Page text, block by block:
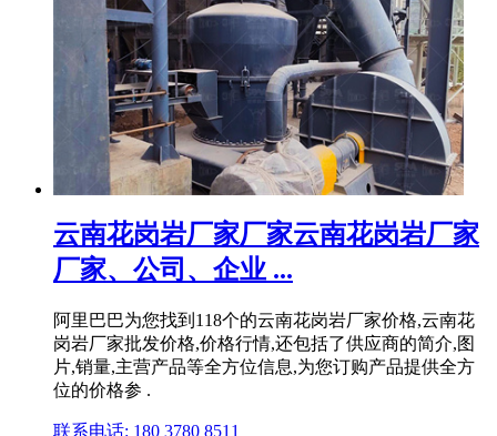
云南花岗岩厂家厂家云南花岗岩厂家
厂家、公司、企业 ...
阿里巴巴为您找到118个的云南花岗岩厂家价格,云南花
岗岩厂家批发价格,价格行情,还包括了供应商的简介,图
片,销量,主营产品等全方位信息,为您订购产品提供全方
位的价格参 .
联系电话: 180 3780 8511